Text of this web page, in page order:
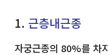
1. 근층내근종
자궁근종의 80%를 차